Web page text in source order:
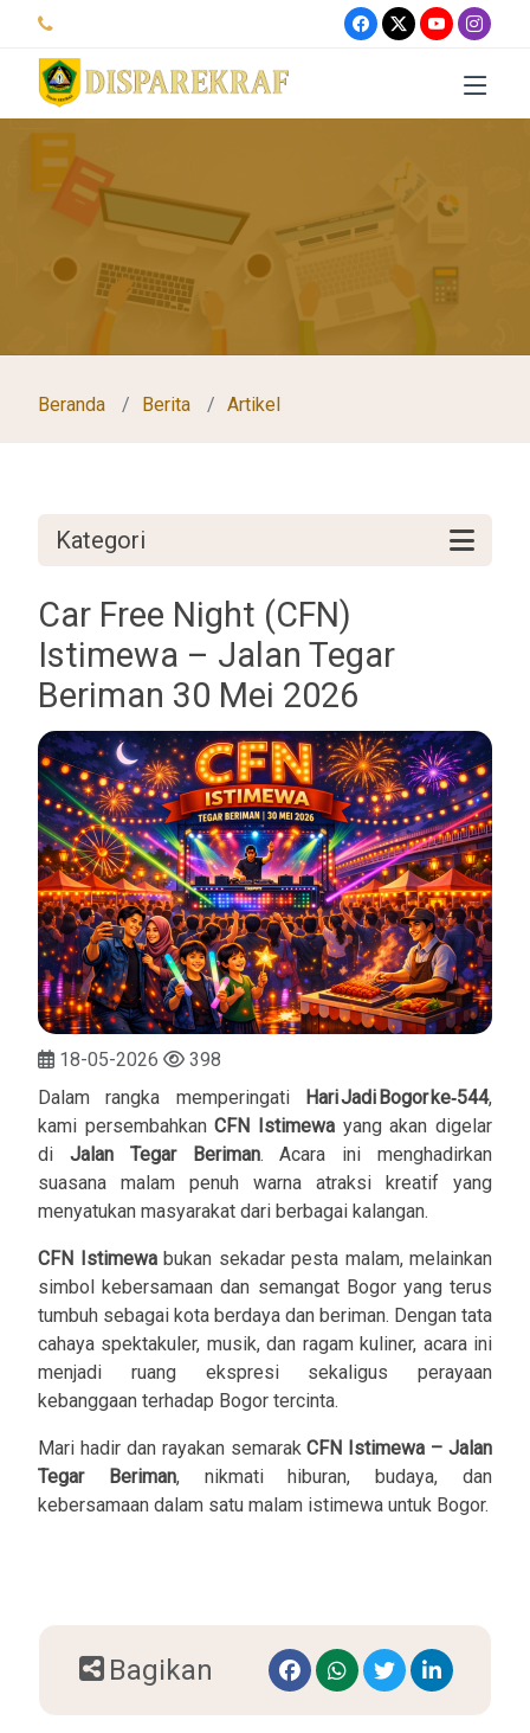
Beranda Berita Artikel
Kategori
Car Free Night (CFN)
Istimewa – Jalan Tegar
Beriman 30 Mei 2026
18-05-2026
398
Dalam rangka memperingati
Hari Jadi Bogor ke‑544,
kami persembahkanCFN Istimewa yang akan digelar
di Jalan Tegar Beriman. Acara ini menghadirkan
suasana malam penuh warna atraksi kreatif yang
menyatukan masyarakat dari berbagai kalangan.
CFN Istimewabukan sekadar pesta malam, melainkan
simbol kebersamaan dan semangat Bogor yang terus
tumbuh sebagai kota berdaya dan beriman. Dengan tata
cahaya spektakuler, musik, dan ragam kuliner, acara ini
menjadi ruang ekspresi sekaligus perayaan
kebanggaan terhadap Bogor tercinta.
Mari hadir dan rayakan semarakCFN Istimewa – Jalan
Tegar Beriman, nikmati hiburan, budaya, dan
kebersamaan dalam satu malam istimewa untuk Bogor.
Bagikan